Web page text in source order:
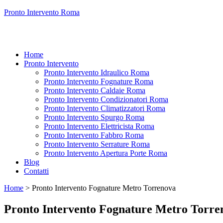
Pronto Intervento Roma
Home
Pronto Intervento
Pronto Intervento Idraulico Roma
Pronto Intervento Fognature Roma
Pronto Intervento Caldaie Roma
Pronto Intervento Condizionatori Roma
Pronto Intervento Climatizzatori Roma
Pronto Intervento Spurgo Roma
Pronto Intervento Elettricista Roma
Pronto Intervento Fabbro Roma
Pronto Intervento Serrature Roma
Pronto Intervento Apertura Porte Roma
Blog
Contatti
Home > Pronto Intervento Fognature Metro Torrenova
Pronto Intervento Fognature Metro